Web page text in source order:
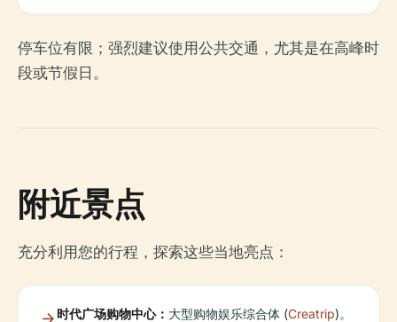
停车位有限；强烈建议使用公共交通，尤其是在高峰时
段或节假日。
附近景点
充分利用您的行程，探索这些当地亮点：
时代广场购物中心： 大型购物娱乐综合体 (Creatrip)。